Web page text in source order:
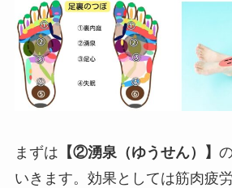
まずは 【②湧泉（ゆうせん）】
いきます。効果としては筋肉疲